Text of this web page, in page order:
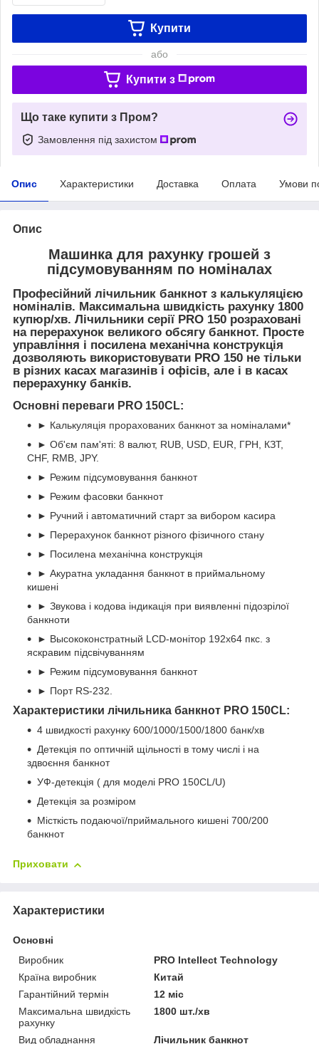
Купити
або
Купити з
Що таке купити з Пром?
Замовлення під захистом
Опис Характеристики Доставка Оплата Умови
Опис
Машинка для рахунку грошей з
підсумовуванням по номіналах
Професійний лічильник банкнот з калькуляцією
номіналів. Максимальна швидкість рахунку 1800
купюр/хв. Лічильники серії PRO 150 розраховані
на перерахунок великого обсягу банкнот. Просте
управління і посилена механічна конструкція
дозволяють використовувати PRO 150 не тільки
в різних касах магазинів і офісів, але і в касах
перерахунку банків.
Основні переваги PRO 150CL:
► Калькуляція прорахованих банкнот за номіналами*
► Об'єм пам'яті: 8 валют, RUB, USD, EUR, ГРН, КЗТ,
CHF, RMB, JPY.
► Режим підсумовування банкнот
► Режим фасовки банкнот
► Ручний і автоматичний старт за вибором касира
► Перерахунок банкнот різного фізичного стану
► Посилена механічна конструкція
► Акуратна укладання банкнот в приймальному
кишені
► Звукова і кодова індикація при виявленні підозрілої
банкноти
► Высококонстратный LCD-монітор 192х64 пкс. з
яскравим підсвічуванням
► Режим підсумовування банкнот
► Порт RS-232.
Характеристики лічильника банкнот PRO 150CL:
4 швидкості рахунку 600/1000/1500/1800 банк/хв
Детекція по оптичній щільності в тому числі і на
здвоєння банкнот
УФ-детекція ( для моделі PRO 150CL/U)
Детекція за розміром
Місткість подаючої/приймального кишені 700/200
банкнот
Приховати
Характеристики
Основні
Виробник
PRO Intellect Technology
Країна виробник
Китай
Гарантійний термін
12 міс
Максимальна швидкість
рахунку
1800 шт./хв
Вид обладнання Лічильник банкнот